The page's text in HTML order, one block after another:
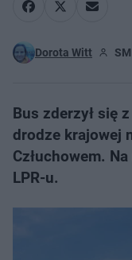
Dorota Witt SM
Bus zderzył się
drodze krajowej
Człuchowem.
LPR-u.